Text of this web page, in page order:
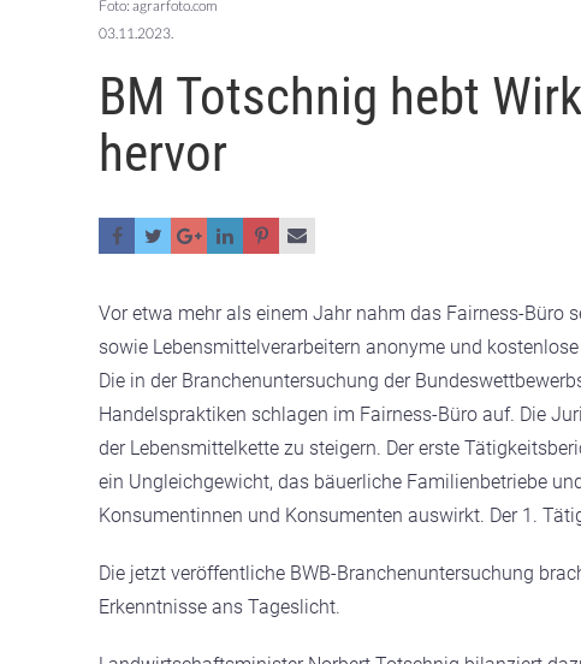
Foto: agrarfoto.com
03.11.2023.
BM Totschnig hebt
hervor
Vor etwa mehr als einem Jahr nahm das Fairness-Büro
sowie Lebensmittelverarbeitern anonyme und
Die in der Branchenuntersuchung der
Handelspraktiken schlagen im Fairness-Büro auf. Die
der Lebensmittelkette zu steigern. Der erste
ein Ungleichgewicht, das bäuerliche Familienbetriebe
Konsumentinnen und Konsumenten auswirkt. Der 1.
Die jetzt veröffentliche BWB-Branchenuntersuchung
Erkenntnisse ans Tageslicht.